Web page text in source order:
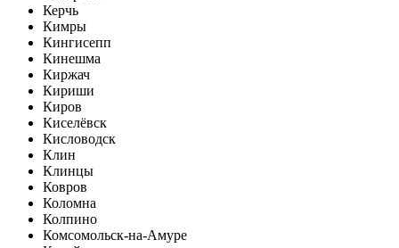
Керчь
Кимры
Кингисепп
Кинешма
Киржач
Кириши
Киров
Киселёвск
Кисловодск
Клин
Клинцы
Ковров
Коломна
Колпино
Комсомольск-на-Амуре